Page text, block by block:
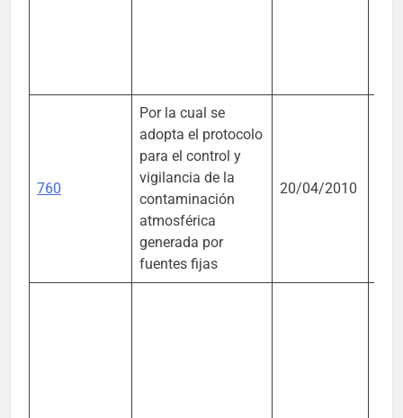
760
Por la cual se
adopta el protocolo
para el control y
vigilancia de la
contaminación
atmosférica
generada por
fuentes fijas
20/04/2010